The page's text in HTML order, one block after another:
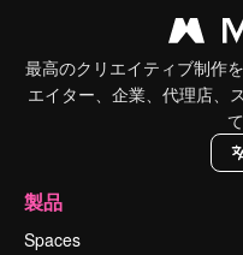
最高のクリエイティブ制作
エイター、企業、代理店、
製品
Spaces